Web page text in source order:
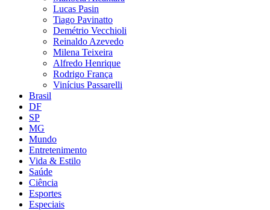
Lucas Pasin
Tiago Pavinatto
Demétrio Vecchioli
Reinaldo Azevedo
Milena Teixeira
Alfredo Henrique
Rodrigo França
Vinícius Passarelli
Brasil
DF
SP
MG
Mundo
Entretenimento
Vida & Estilo
Saúde
Ciência
Esportes
Especiais